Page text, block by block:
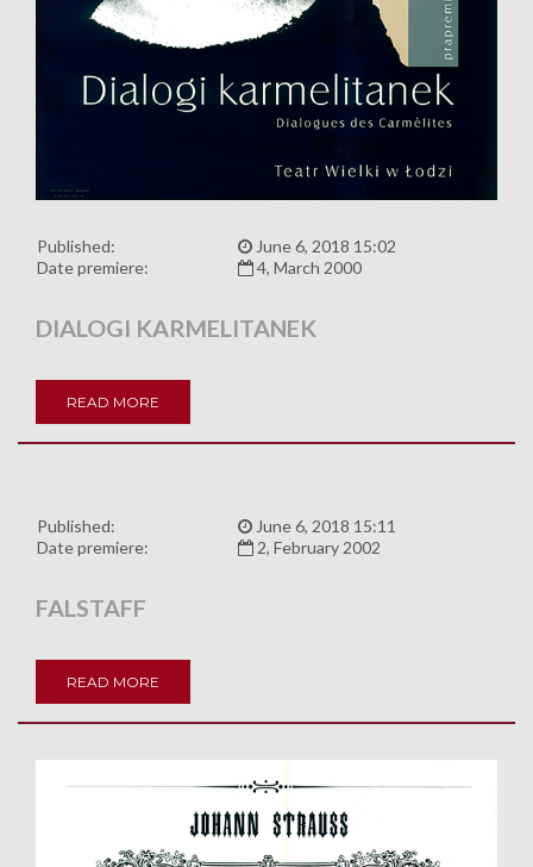
Published:
June 6, 2018 15:02
Date premiere:
4, March 2000
DIALOGI KARMELITANEK
READ MORE
Published:
June 6, 2018 15:11
Date premiere:
2, February 2002
FALSTAFF
READ MORE